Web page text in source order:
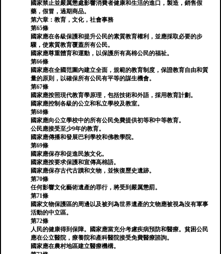
國家禁止並嚴厲懲處影響消費者健康和生活的進口，製造，銷售假
藥，假冒，過期商品。
第六章：教育，文化，社會事務
第65條
國家應在各級保護和提升公民的素質教育權利，並應採取必要的步
驟，使素質教育覆蓋所有公民。
國家應尊重體育和運動，以保護所有高棉公民的福祉。
第66條
國家應在全國范圍內建立全面，規範的教育制度，保證教育自由和質
量的原則，以確保所有公民有平等的謀生機會。
第67條
國家應按照現代教育學原理，包括技術和外語，採用教育計劃。
國家應控制各級的公立和私立學校及教室。
第68條
國家應向公立學校中的所有公民免費提供初等和中等教育。
公民應接受至少9年的教育。
國家應傳播和發展巴利學校和佛教學院。
第69條
國家應保存和促進民族文化。
國家應按要求保護和宣傳高棉語。
國家應保存古代古蹟和文物，並恢復歷史遺跡。
第70條
任何影響文化藝術遺產的罪行，將受到嚴厲懲罰。
第71條
國家文物保護區的周邊以及被列為世界遺產的文物應被視為沒有軍事
活動的中立區。
第72條
人民的健康得到保障。國家應當充分考慮疾病預防和醫療。貧困公民
應在公立醫院，療養院和產科醫院接受免費醫療諮詢。
國家應在農村地區建立醫療機構。